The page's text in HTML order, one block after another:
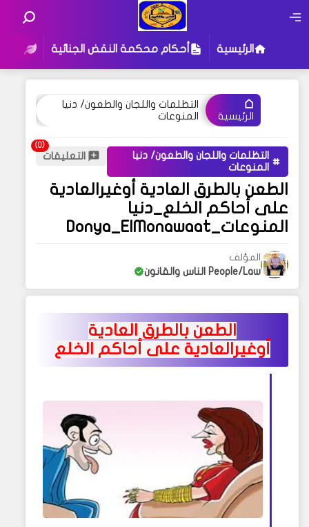
الرئيسية أحكام محكمة النقض الجنائية
الرئيسية
التظلمات واللجان والطعون/ دنيا
المنوعات
التظلمات واللجان والطعون/ دنيا
المنوعات
التعليقات
الطعن بالطرق العادية أوغيرالعادية
على أحاكم الخلع_دنيا
المنوعات_Donya_ElMonawaat
المؤلف
People/Law الناس والقانون
الطعن بالطرق العادية
أوغيرالعادية على أحاكم الخلع